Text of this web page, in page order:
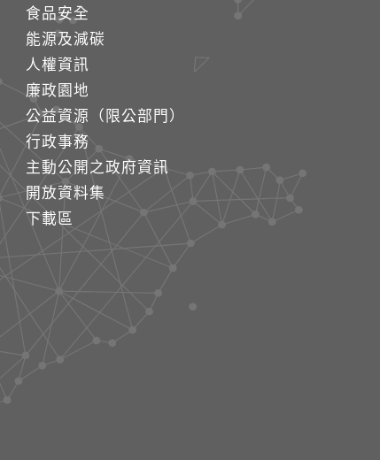
食品安全
能源及減碳
人權資訊
廉政園地
公益資源（限公部門）
行政事務
主動公開之政府資訊
開放資料集
下載區